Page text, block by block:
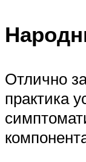
Отлично
практика